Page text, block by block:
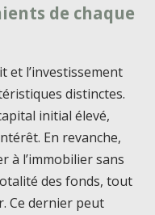
de chaque
et l’investissement
distinctes.
initial élevé,
En revanche,
à l’immobilier sans
des fonds, tout
Ce dernier peut